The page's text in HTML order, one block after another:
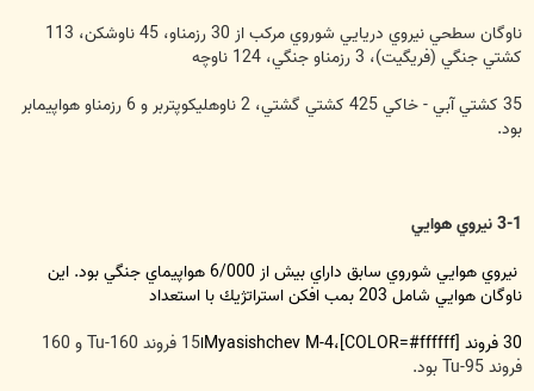
ناوگان سطحي نيروي دريايي شوروي مركب از 30 رزمناو، 45 ناوشكن، 113
كشتي جنگي (فريگيت)، 3 رزمناو جنگي، 124 ناوچه
35 كشتي آبي - خاكي 425 كشتي گشتي، 2 ناوهليكوپتربر و 6 رزمناو هواپيمابر
بود.
3-1 نيروي هوايي
نيروي هوايي شوروي سابق داراي بيش از 6/000 هواپيماي جنگي
بود. اين
ناوگان هوايي شامل 203 بمب افكن استراتژيك با استعداد
30 فروند Myasishchev M-4،[COLOR=#ffffff]ا
15 فروند Tu-160 و 160
فروند Tu-95 بود.